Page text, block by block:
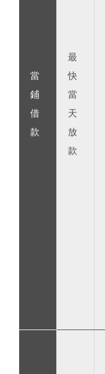
當
鋪
借
款
最
快
當
天
放
款